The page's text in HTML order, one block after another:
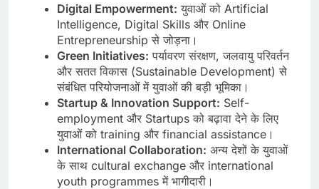
Digital Empowerment: युवाओं को Artificial
Intelligence, Digital Skills और Online
Entrepreneurship से जोड़ना।
Green Initiatives: पर्यावरण संरक्षण, जलवायु परिवर्तन
और सतत विकास (Sustainable Development) से
संबंधित परियोजनाओं में युवाओं की बड़ी भूमिका।
Startup & Innovation Support: Self-
employment और Startups को बढ़ावा देने के लिए
युवाओं को training और financial assistance।
International Collaboration: अन्य देशों के युवाओं
के साथ cultural exchange और international
youth programmes में भागीदारी।